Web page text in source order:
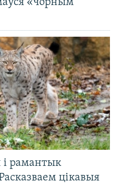
«чорным
рамантык
цікавыя